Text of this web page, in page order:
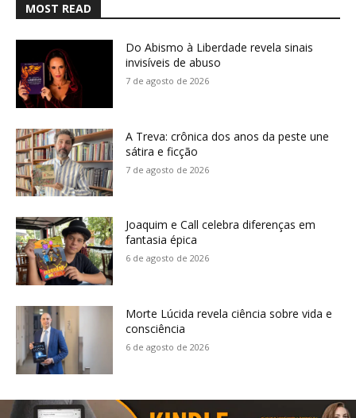
MOST READ
Do Abismo à Liberdade revela sinais
invisíveis de abuso
7 de agosto de 2026
A Treva: crônica dos anos da peste une
sátira e ficção
7 de agosto de 2026
Joaquim e Call celebra diferenças em
fantasia épica
6 de agosto de 2026
Morte Lúcida revela ciência sobre vida e
consciência
6 de agosto de 2026